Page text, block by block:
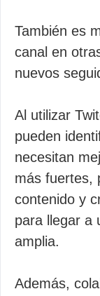
También es
canal en
nuevos
Al utilizar
pueden
necesitan
más fuertes,
contenido y
para llegar a
amplia.
Además,